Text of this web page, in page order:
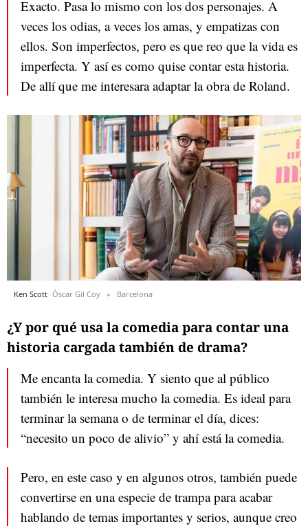
Exacto. Pasa lo mismo con los dos personajes. A
veces los odias, a veces los amas, y empatizas con
ellos. Son imperfectos, pero es que reo que la vida es
imperfecta. Y así es como quise contar esta historia.
De allí que me interesara adaptar la obra de Roland.
Ken Scott Òscar Gil Coy Barcelona
¿Y por qué usa la comedia para contar una
historia cargada también de drama?
Me encanta la comedia. Y siento que al público
también le interesa mucho la comedia. Es ideal para
terminar la semana o de terminar el día, dices:
“necesito un poco de alivio” y ahí está la comedia.
Pero, en este caso y en algunos otros, también puede
convertirse en una especie de trampa para acabar
hablando de temas importantes y serios, aunque creo